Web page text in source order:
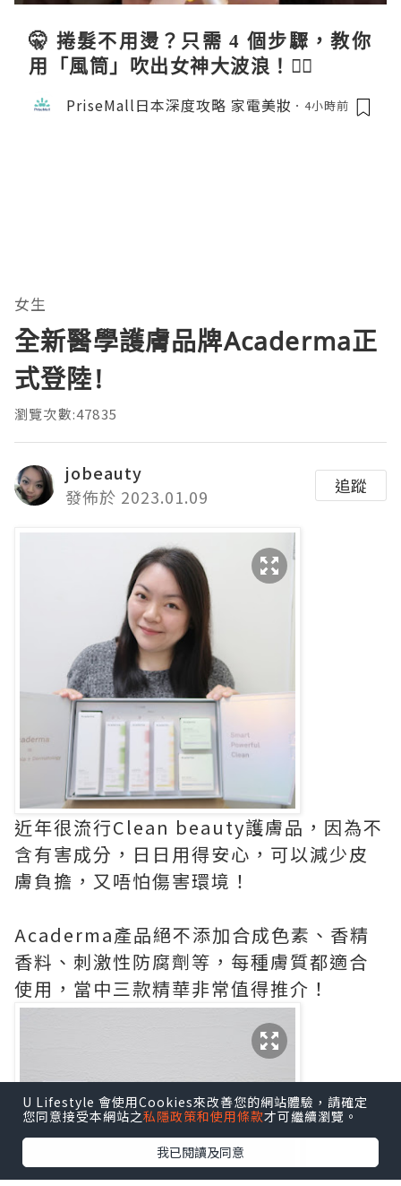
🤫 捲髮不用燙？只需 4 個步驟，教你
用「風筒」吹出女神大波浪！💇‍♀️
PriseMall日本深度攻略 家電美妝 4小時前
女生
全新醫學護膚品牌Acaderma正
式登陸!
瀏覽次數:47835
jobeauty
發佈於 2023.01.09
追蹤
近年很流行Clean beauty護膚品，因為不
含有害成分，日日用得安心，可以減少皮
膚負擔，又唔怕傷害環境！
Acaderma產品絕不添加合成色素、香精
香料、刺激性防腐劑等，每種膚質都適合
使用，當中三款精華非常值得推介！
U Lifestyle 會使用Cookies來改善您的網站體驗，請確定
您同意接受本網站之私隱政策和使用條款才可繼續瀏覽。
我已閱讀及同意